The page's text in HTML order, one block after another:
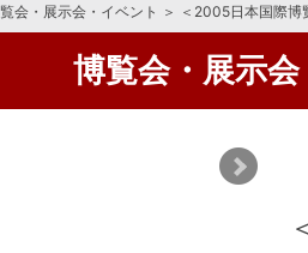
会・展示会・イベント ＞ ＜2005日本国際博
博覧会・展示